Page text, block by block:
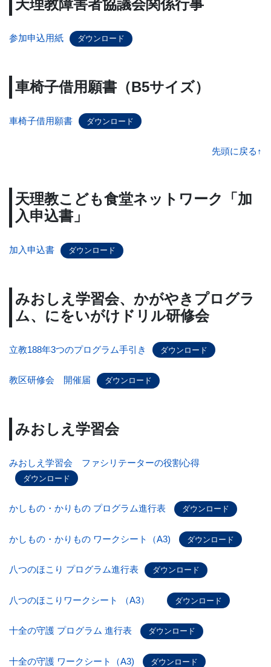
天理教障害者協議会関係行事
参加申込用紙 ダウンロード
車椅子借用願書（B5サイズ）
車椅子借用願書 ダウンロード
先頭に戻る↑
天理教こども食堂ネットワーク「加
入申込書」
加入申込書 ダウンロード
みおしえ学習会、かがやきプログラ
ム、にをいがけドリル研修会
立教188年3つのプログラム手引き ダウンロード
教区研修会 開催届 ダウンロード
みおしえ学習会
みおしえ学習会 ファシリテーターの役割心得
ダウンロード
かしもの・かりもの プログラム進行表 ダウンロード
かしもの・かりもの ワークシート（A3) ダウンロード
八つのほこり プログラム進行表 ダウンロード
八つのほこりワークシート （A3） ダウンロード
十全の守護 プログラム 進行表 ダウンロード
十全の守護 ワークシート（A3) ダウンロード